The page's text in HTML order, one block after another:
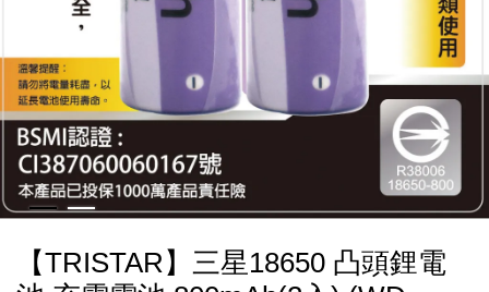
【TRISTAR】三星18650 凸頭鋰電